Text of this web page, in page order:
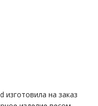
на заказ